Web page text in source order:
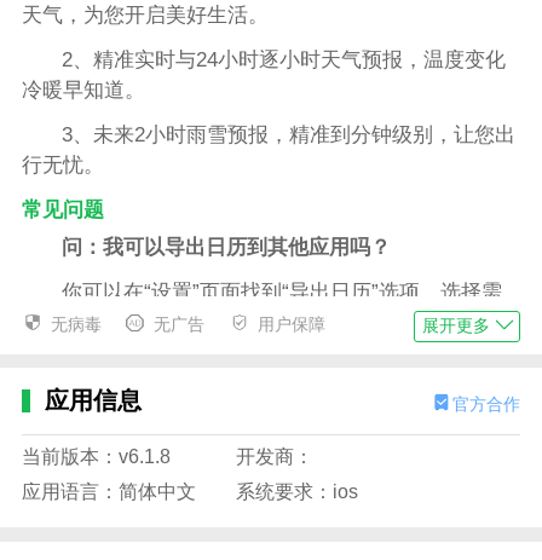
天气，为您开启美好生活。
2、精准实时与24小时逐小时天气预报，温度变化
冷暖早知道。
3、未来2小时雨雪预报，精准到分钟级别，让您出
行无忧。
常见问题
问：我可以导出日历到其他应用吗？
你可以在“设置”页面找到“导出日历”选项，选择需
要导出的日历格式（例如.ics格式）并选择导出路径，
问：在使用中遇到问题如何寻求帮助？
如果您在使用随记万年历时遇到问题，您可以通过
应用内的"帮助与反馈"菜单联系开发者，或者通过应用
商店评论区留言反馈。开发者将尽力回答您的问题并提
无病毒 无广告 用户保障 展开更多
应用信息 官方合作
当前版本：v6.1.8
开发商：
应用语言：简体中文
系统要求：ios